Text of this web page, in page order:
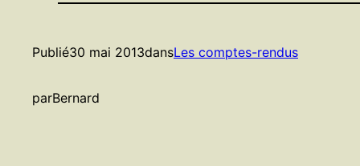
Publié30 mai 2013dansLes comptes-rendus
parBernard